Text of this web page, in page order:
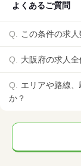
よくあるご質問
この条件の求
大阪府の求人
エリアや路線
か？